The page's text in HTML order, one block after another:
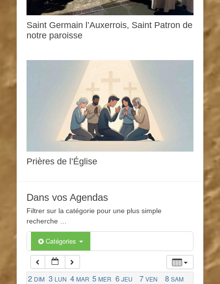
Saint Germain l’Auxerrois, Saint Patron de
notre paroisse
Prières de l’Église
Dans vos Agendas
Filtrer sur la catégorie pour une plus simple
recherche …
Catégories
2 DIM 3 LUN 4 MAR 5 MER 6 JEU 7 VEN 8 SAM
3h00
6h00
7h00